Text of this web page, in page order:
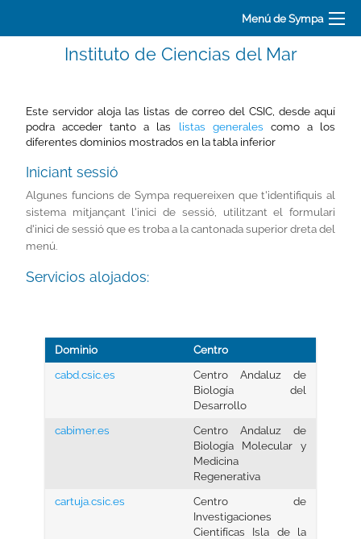
Menú de Sympa
Instituto de Ciencias del Mar
Este servidor aloja las listas de correo del CSIC, desde aquí
podra acceder tanto a las listas generales como a los
diferentes dominios mostrados en la tabla inferior
Iniciant sessió
Algunes funcions de Sympa requereixen que t'identifiquis al
sistema mitjançant l'inici de sessió, utilitzant el formulari
d'inici de sessió que es troba a la cantonada superior dreta del
menú.
Servicios alojados:
Dominio
Centro
cabd.csic.es
Centro Andaluz de
Biología del
Desarrollo
cabimer.es
Centro Andaluz de
Biología Molecular y
Medicina
Regenerativa
cartuja.csic.es
Centro de
Investigaciones
Cientifícas Isla de la